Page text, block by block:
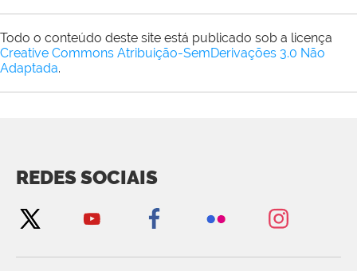
Todo o conteúdo deste site está publicado sob a licença
Creative Commons Atribuição-SemDerivações 3.0 Não
Adaptada.
REDES SOCIAIS